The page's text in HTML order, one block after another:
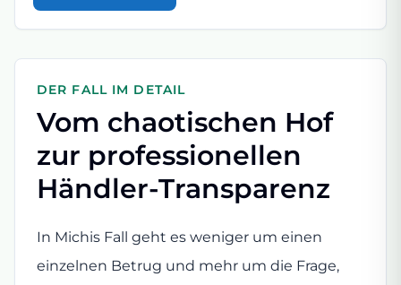
DER FALL IM DETAIL
Vom chaotischen Hof
zur professionellen
Händler-Transparenz
In Michis Fall geht es weniger um einen
einzelnen Betrug und mehr um die Frage,